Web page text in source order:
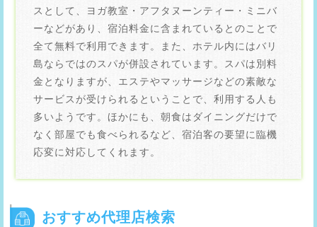
スとして、ヨガ教室・アフタヌーンティー・ミニバ
ーなどがあり、宿泊料金に含まれているとのことで
全て無料で利用できます。また、ホテル内にはバリ
島ならではのスパが併設されています。スパは別料
金となりますが、エステやマッサージなどの素敵な
サービスが受けられるということで、利用する人も
多いようです。ほかにも、朝食はダイニングだけで
なく部屋でも食べられるなど、宿泊客の要望に臨機
応変に対応してくれます。
おすすめ代理店検索